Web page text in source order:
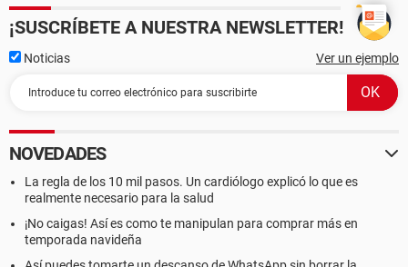
¡SUSCRÍBETE A NUESTRA NEWSLETTER!
Noticias Ver un ejemplo
NOVEDADES
La regla de los 10 mil pasos. Un cardiólogo explicó lo que es
realmente necesario para la salud
¡No caigas! Así es como te manipulan para comprar más en
temporada navideña